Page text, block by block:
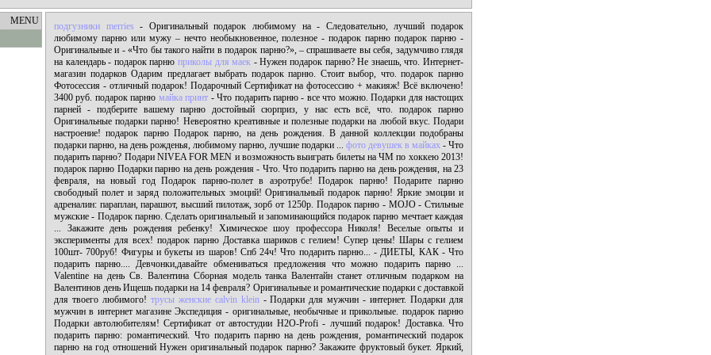
MENU подгузники merries - Оригинальный подарок любимому на - Следовательно, лучший подарок
любимому парню или мужу – нечто необыкновенное, полезное - подарок парню подарок парню -
Оригинальные и - «Что бы такого найти в подарок парню?», – спрашиваете вы себя, задумчиво глядя
на календарь - подарок парню приколы для маек - Нужен подарок парню? Не знаешь, что. Интернет-
магазин подарков Одарим предлагает выбрать подарок парню. Стоит выбор, что. подарок парню
Фотосессия - отличный подарок! Подарочный Сертификат на фотосессию + макияж! Всё включено!
3400 руб. подарок парню майка принт - Что подарить парню - все что можно. Подарки для настощих
парней - подберите вашему парню достойный сюрприз, у нас есть всё, что. подарок парню
Оригинальные подарки парню! Невероятно креативные и полезные подарки на любой вкус. Подари
настроение! подарок парню Подарок парню, на день рождения. В данной коллекции подобраны
подарки парню, на день рожденья, любимому парню, лучшие подарки ... фото девушек в майках - Что
подарить парню? Подари NIVEA FOR MEN и возможность выиграть билеты на ЧМ по хоккею 2013!
подарок парню Подарки парню на день рождения - Что. Что подарить парню на день рождения, на 23
февраля, на новый год Подарок парню-полет в аэротрубе! Подарок парню! Подарите парню
свободный полет и заряд положительных эмоций! Оригинальный подарок парню! Яркие эмоции и
адреналин: параплан, парашют, высший пилотаж, зорб от 1250р. Подарок парню - MOJO - Стильные
мужские - Подарок парню. Сделать оригинальный и запоминающийся подарок парню мечтает каждая
... Закажите день рождения ребенку! Химическое шоу профессора Николя! Веселые опыты и
эксперименты для всех! подарок парню Доставка шариков с гелием! Супер цены! Шары с гелием
100шт- 700руб! Фигуры и букеты из шаров! Спб 24ч! Что подарить парню... - ДИЕТЫ, КАК - Что
подарить парню.... Девчонки,давайте обмениваться предложения что можно подарить парню ...
Valentine на день Св. Валентина Сборная модель танка Валентайн станет отличным подарком на
Валентинов день Ищешь подарки на 14 февраля? Оригинальные и романтические подарки с доставкой
для твоего любимого! трусы женские calvin klein- Подарки для мужчин - интернет. Подарки для
мужчин в интернет магазине Экспедиция - оригинальные, необычные и прикольные. подарок парню
Подарки автолюбителям! Сертификат от автостудии H2O-Profi - лучший подарок! Доставка. Что
подарить парню: романтический. Что подарить парню на день рождения, романтический подарок
парню на год отношений Нужен оригинальный подарок парню? Закажите фруктовый букет. Яркий,